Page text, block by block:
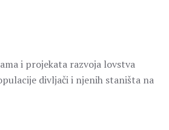
i projekata razvoja lovstva
divljači i njenih staništa na